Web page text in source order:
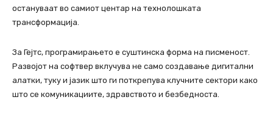
остануваат во самиот центар на технолошката
трансформација.
За Гејтс, програмирањето е суштинска форма на писменост.
Развојот на софтвер вклучува не само создавање дигитални
алатки, туку и јазик што ги поткрепува клучните сектори како
што се комуникациите, здравството и безбедноста.